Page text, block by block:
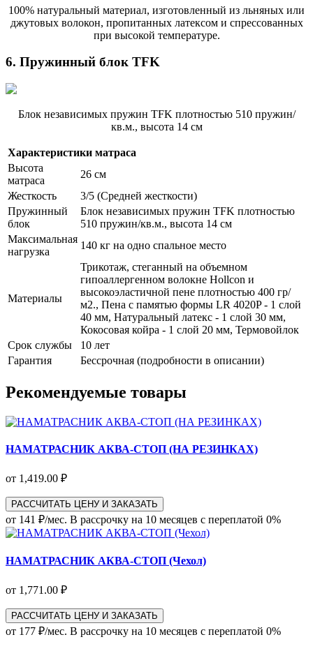
100% натуральный материал, изготовленный из льняных или
джутовых волокон, пропитанных латексом и спрессованных
при высокой температуре.
6. Пружинный блок TFK
Блок независимых пружин TFK плотностью 510 пружин/
кв.м., высота 14 см
Характеристики матраса
Высота
матраса
26 см
Жесткость
3/5 (Средней жесткости)
Пружинный
блок
Блок независимых пружин TFK плотностью
510 пружин/кв.м., высота 14 см
Максимальная
нагрузка
140 кг на одно спальное место
Материалы
Трикотаж, стеганный на объемном
гипоаллергенном волокне Hollcon и
высокоэластичной пене плотностью 400 гр/
м2., Пена с памятью формы LR 4020P - 1 слой
40 мм, Натуральный латекс - 1 слой 30 мм,
Кокосовая койра - 1 слой 20 мм, Термовойлок
Срок службы
10 лет
Гарантия
Бессрочная (подробности в описании)
Рекомендуемые товары
НАМАТРАСНИК АКВА-СТОП (НА РЕЗИНКАХ)
от 1,419.00 ₽
РАССЧИТАТЬ ЦЕНУ И ЗАКАЗАТЬ
от 141 ₽/мес. В рассрочку на 10 месяцев с переплатой 0%
НАМАТРАСНИК АКВА-СТОП (Чехол)
от 1,771.00 ₽
РАССЧИТАТЬ ЦЕНУ И ЗАКАЗАТЬ
от 177 ₽/мес. В рассрочку на 10 месяцев с переплатой 0%